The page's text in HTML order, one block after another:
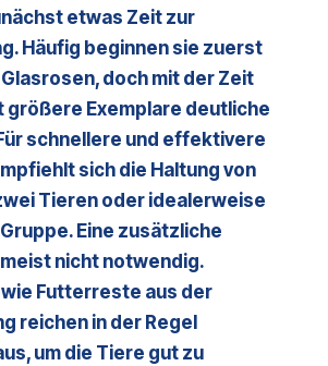
etwas Zeit zur
Häufig beginnen sie zuerst
doch mit der Zeit
größere Exemplare deutliche
schnellere und effektivere
sich die Haltung von
Tieren oder idealerweise
Eine zusätzliche
nicht notwendig.
Futterreste aus der
reichen in der Regel
um die Tiere gut zu